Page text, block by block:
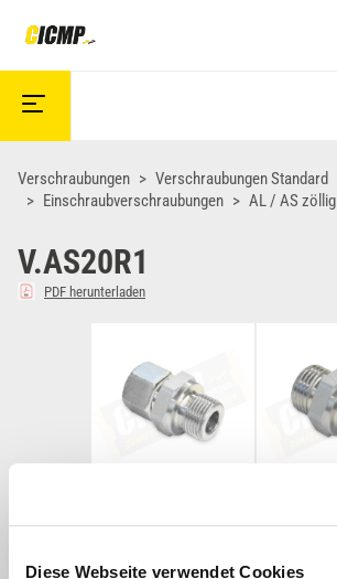
Diese Webseite verwendet Cookies
Verschraubungen Verschraubungen Standard
Einschraubverschraubungen
AL / AS zöllig
V.AS20R1
PDF herunterladen